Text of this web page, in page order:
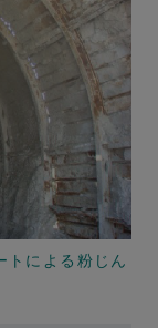
トによる粉じん